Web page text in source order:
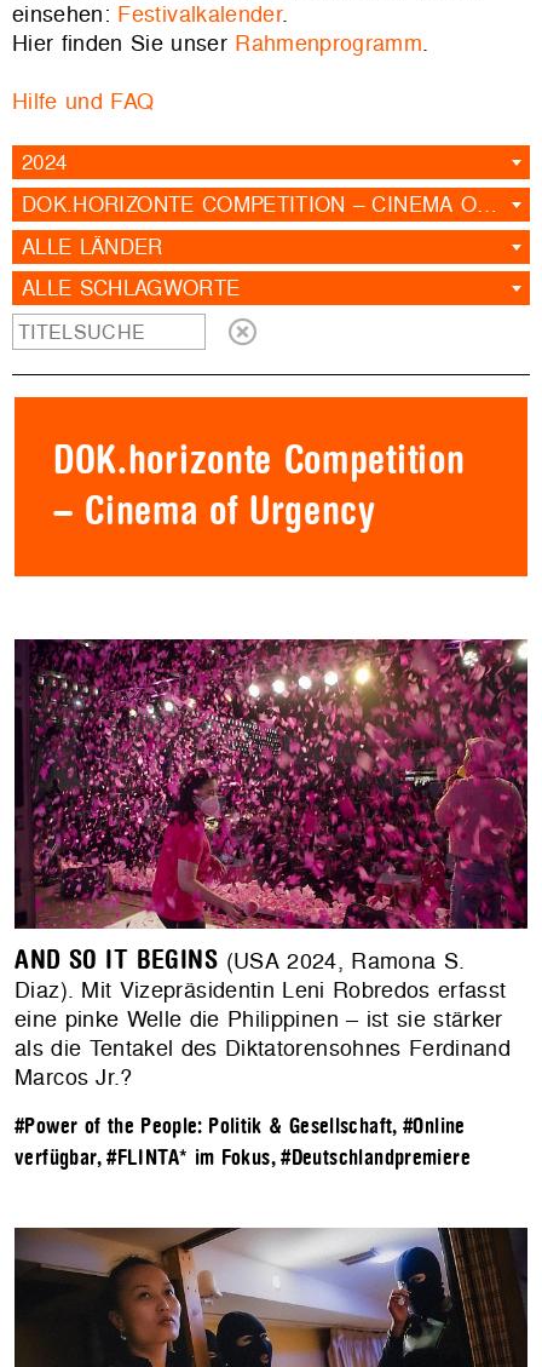
einsehen: Festivalkalender.
Hier finden Sie unser Rahmenprogramm.
Hilfe und FAQ
2024
DOK.HORIZONTE COMPETITION – CINEMA OF URGENCY
ALLE LÄNDER
ALLE SCHLAGWORTE
DOK.horizonte Competition
– Cinema of Urgency
AND SO IT BEGINS (USA 2024, Ramona S.
Diaz). Mit Vizepräsidentin Leni Robredos erfasst
eine pinke Welle die Philippinen – ist sie stärker
als die Tentakel des Diktatorensohnes Ferdinand
Marcos Jr.?
#Power of the People: Politik & Gesellschaft,#Online
verfügbar,#FLINTA* im Fokus,#Deutschlandpremiere